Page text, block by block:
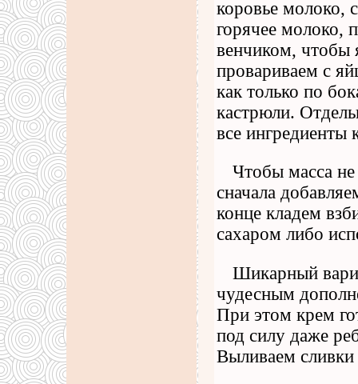
коровье молоко,
горячее молоко,
венчиком, чтобы
провариваем с
как только по
кастрюли.
все ингредиенты
Чтобы масса не
сначала
конце кладем
сахаром либо
Шикарный
чудесным
При этом крем
под силу даже
Выливаем